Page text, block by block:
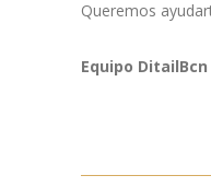
Queremos
Equipo DitailBcn